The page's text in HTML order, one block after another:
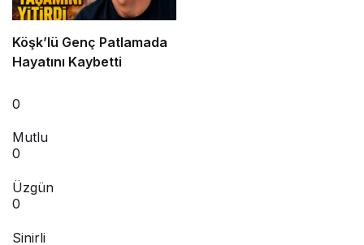
Köşk’lü Genç Patlamada
Hayatını Kaybetti
0
Mutlu
0
Üzgün
0
Sinirli